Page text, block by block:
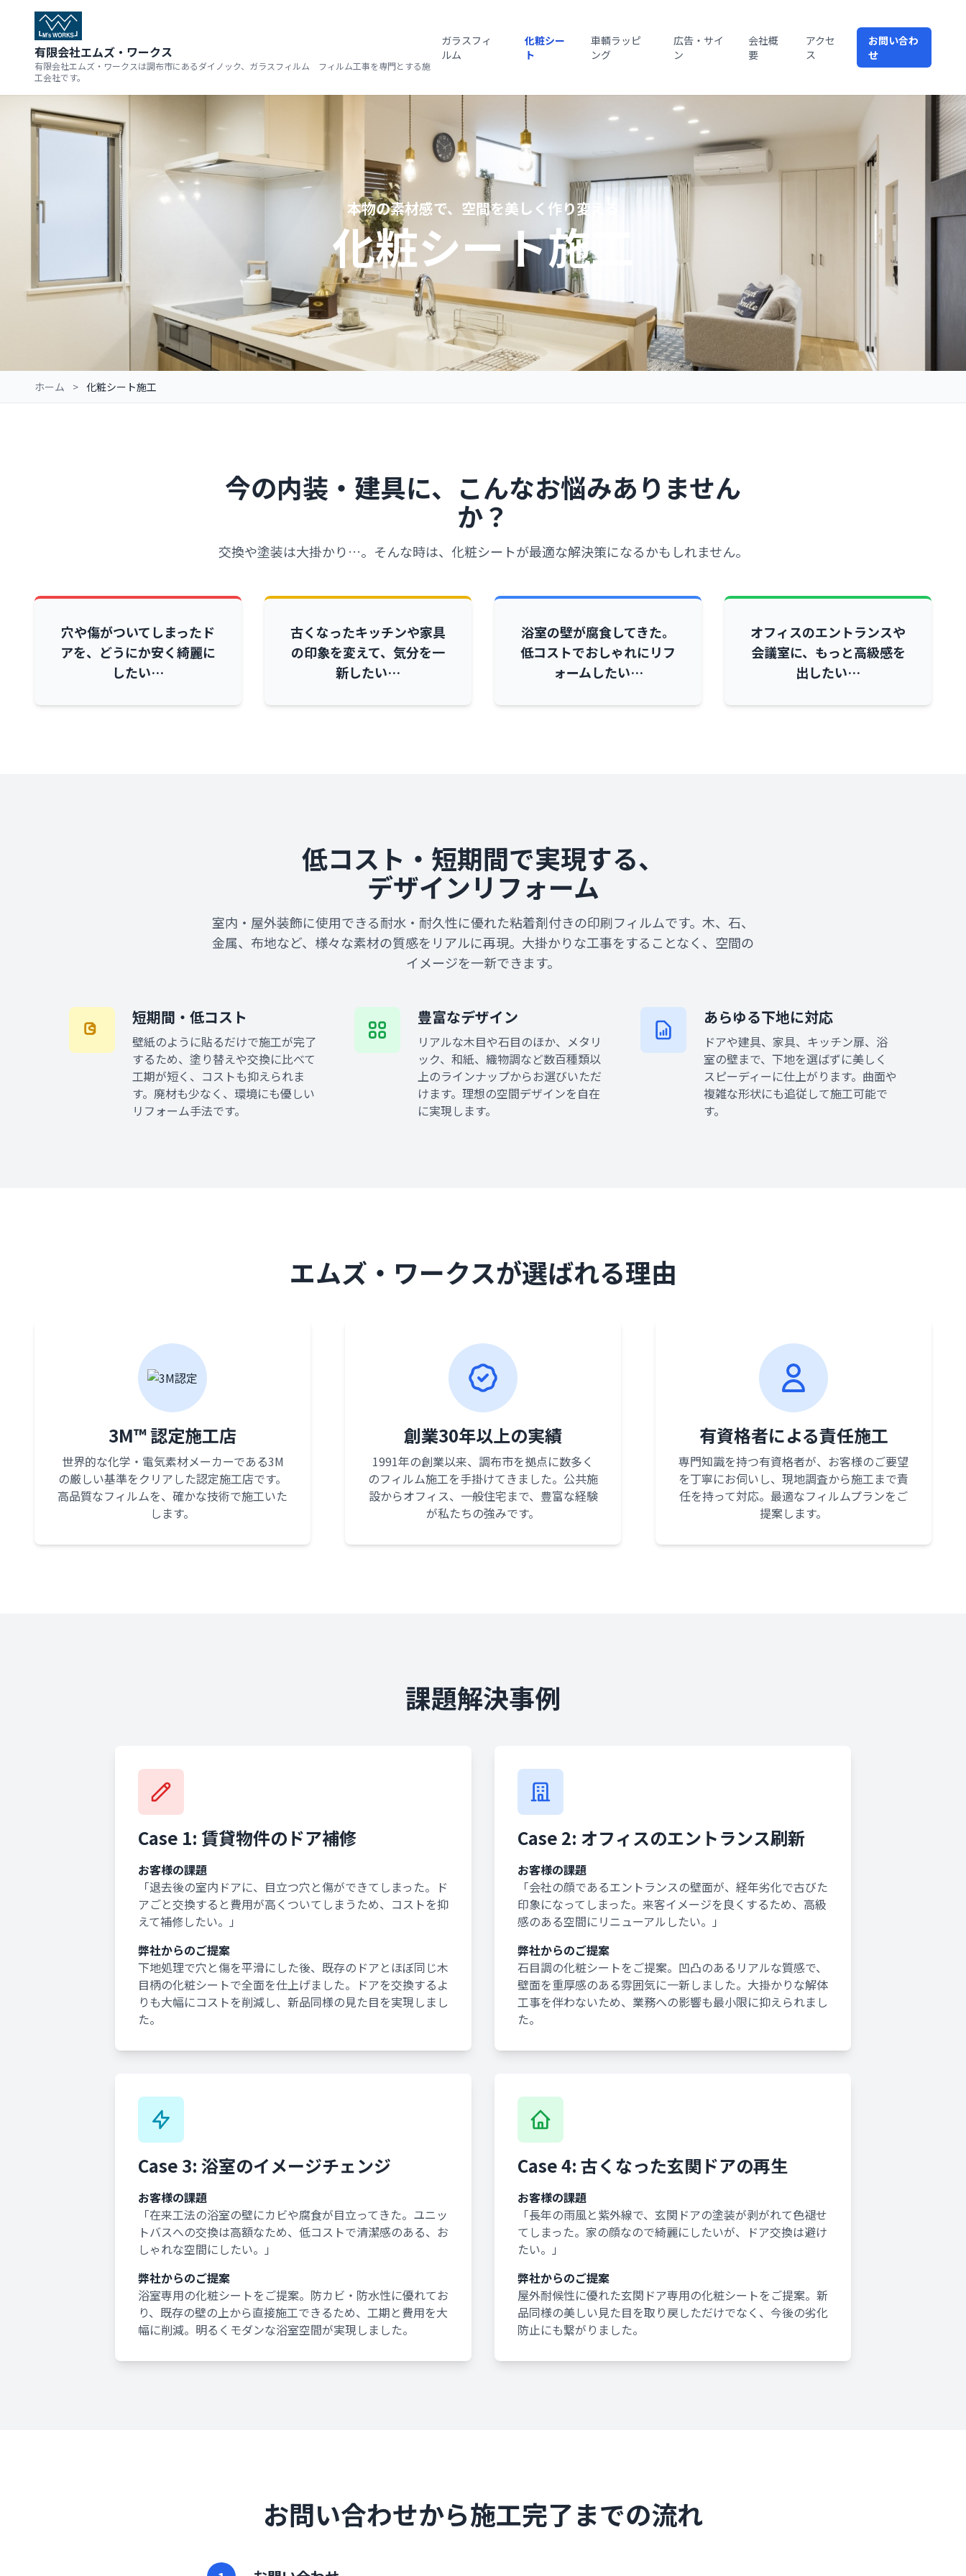
有限会社エムズ・ワークス
有限会社エムズ・ワークスは調布市にあるダイノック、ガラスフィルム フィルム工事を専門とする施
工会社です。
ガラスフィ
ルム
化粧シー
ト
車輌ラッピ
ング
広告・サイ
ン
会社概
要
アクセ
ス
お問い合わ
せ
本物の素材感で、空間を美しく作り変える
化粧シート施工
ホーム > 化粧シート施工
今の内装・建具に、 こんなお悩みありません
か？
交換や塗装は大掛かり…。そんな時は、化粧シートが最適な解決策になるかもしれません。
穴や傷がついてしまったド
アを、どうにか安く綺麗に
したい…
古くなったキッチンや家具
の印象を変えて、気分を一
新したい…
浴室の壁が腐食してきた。
低コストでおしゃれにリフ
ォームしたい…
オフィスのエントランスや
会議室に、もっと高級感を
出したい…
低コスト・短期間で実現する、
デザインリフォーム
室内・屋外装飾に使用できる耐水・耐久性に優れた粘着剤付きの印刷フィルムです。木、石、
金属、布地など、様々な素材の質感をリアルに再現。大掛かりな工事をすることなく、空間の
イメージを一新できます。
短期間・低コスト
壁紙のように貼るだけで施工が完了
するため、塗り替えや交換に比べて
工期が短く、コストも抑えられま
す。廃材も少なく、環境にも優しい
リフォーム手法です。
豊富なデザイン
リアルな木目や石目のほか、メタリ
ック、和紙、織物調など数百種類以
上のラインナップからお選びいただ
けます。理想の空間デザインを自在
に実現します。
あらゆる下地に対応
ドアや建具、家具、キッチン扉、浴
室の壁まで、下地を選ばずに美しく
スピーディーに仕上がります。曲面や
複雑な形状にも追従して施工可能で
す。
エムズ・ワークスが選ばれる理由
3M™ 認定施工店
世界的な化学・電気素材メーカーである3M
の厳しい基準をクリアした認定施工店です。
高品質なフィルムを、確かな技術で施工いた
します。
創業30年以上の実績
1991年の創業以来、調布市を拠点に数多く
のフィルム施工を手掛けてきました。公共施
設からオフィス、一般住宅まで、豊富な経験
が私たちの強みです。
有資格者による責任施工
専門知識を持つ有資格者が、お客様のご要望
を丁寧にお伺いし、現地調査から施工まで責
任を持って対応。最適なフィルムプランをご
提案します。
課題解決事例
Case 1: 賃貸物件のドア補修
お客様の課題
「退去後の室内ドアに、目立つ穴と傷ができてしまった。ド
アごと交換すると費用が高くついてしまうため、コストを抑
えて補修したい。」
弊社からのご提案
下地処理で穴と傷を平滑にした後、既存のドアとほぼ同じ木
目柄の化粧シートで全面を仕上げました。ドアを交換するよ
りも大幅にコストを削減し、新品同様の見た目を実現しまし
た。
Case 2: オフィスのエントランス刷新
お客様の課題
「会社の顔であるエントランスの壁面が、経年劣化で古びた
印象になってしまった。来客イメージを良くするため、高級
感のある空間にリニューアルしたい。」
弊社からのご提案
石目調の化粧シートをご提案。凹凸のあるリアルな質感で、
壁面を重厚感のある雰囲気に一新しました。大掛かりな解体
工事を伴わないため、業務への影響も最小限に抑えられまし
た。
Case 3: 浴室のイメージチェンジ
お客様の課題
「在来工法の浴室の壁にカビや腐食が目立ってきた。ユニッ
トバスへの交換は高額なため、低コストで清潔感のある、お
しゃれな空間にしたい。」
弊社からのご提案
浴室専用の化粧シートをご提案。防カビ・防水性に優れてお
り、既存の壁の上から直接施工できるため、工期と費用を大
幅に削減。明るくモダンな浴室空間が実現しました。
Case 4: 古くなった玄関ドアの再生
お客様の課題
「長年の雨風と紫外線で、玄関ドアの塗装が剥がれて色褪せ
てしまった。家の顔なので綺麗にしたいが、ドア交換は避け
たい。」
弊社からのご提案
屋外耐候性に優れた玄関ドア専用の化粧シートをご提案。新
品同様の美しい見た目を取り戻しただけでなく、今後の劣化
防止にも繋がりました。
お問い合わせから施工完了までの流れ